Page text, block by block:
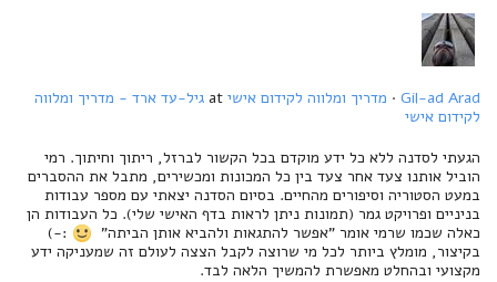
Gil-ad Arad
· מדריך ומלווה לקידום אישי
גיל-עד ארד - מדריך ומלווה
לקידום אישי
הגעתי לסדנה ללא כל ידע מוקדם בכל הקשור לברזל, ריתוך וחיתוך. רמי
הוביל אותנו צעד אחר צעד בין כל המכונות ומכשירים, מתבל את ההסברים
במעט הסטוריה וסיפורים מהחיים. בסיום הסדנה יצאתי עם מספר עבודות
בניניים ופרויקט גמר (תמונות ניתן לראות בדף האישי שלי). כל העבודות הן
כאלה שכמו שרמי אומר "אפשר להתגאות ולהביא אותן הביתה"
:-)
בקיצור, מומלץ ביותר לכל מי שרוצה לקבל הצצה לעולם זה שמעניקה ידע
מקצועי ובהחלט מאפשרת להמשיך הלאה לבד.